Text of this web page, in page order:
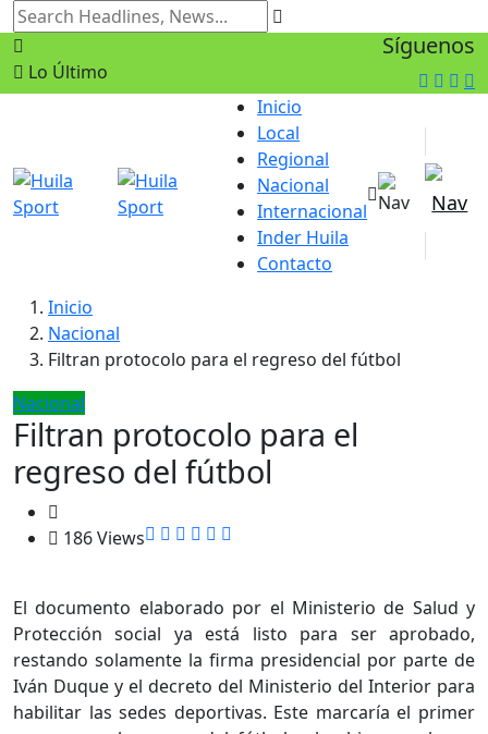
Lo Último
Síguenos
Inicio
Local
Regional
Nacional
Internacional
Inder Huila
Contacto
Inicio
Nacional
Filtran protocolo para el regreso del fútbol
Nacional
Filtran protocolo para el
regreso del fútbol
186 Views
El documento elaborado por el Ministerio de Salud y
Protección social ya está listo para ser aprobado,
restando solamente la firma presidencial por parte de
Iván Duque y el decreto del Ministerio del Interior para
habilitar las sedes deportivas. Este marcaría el primer